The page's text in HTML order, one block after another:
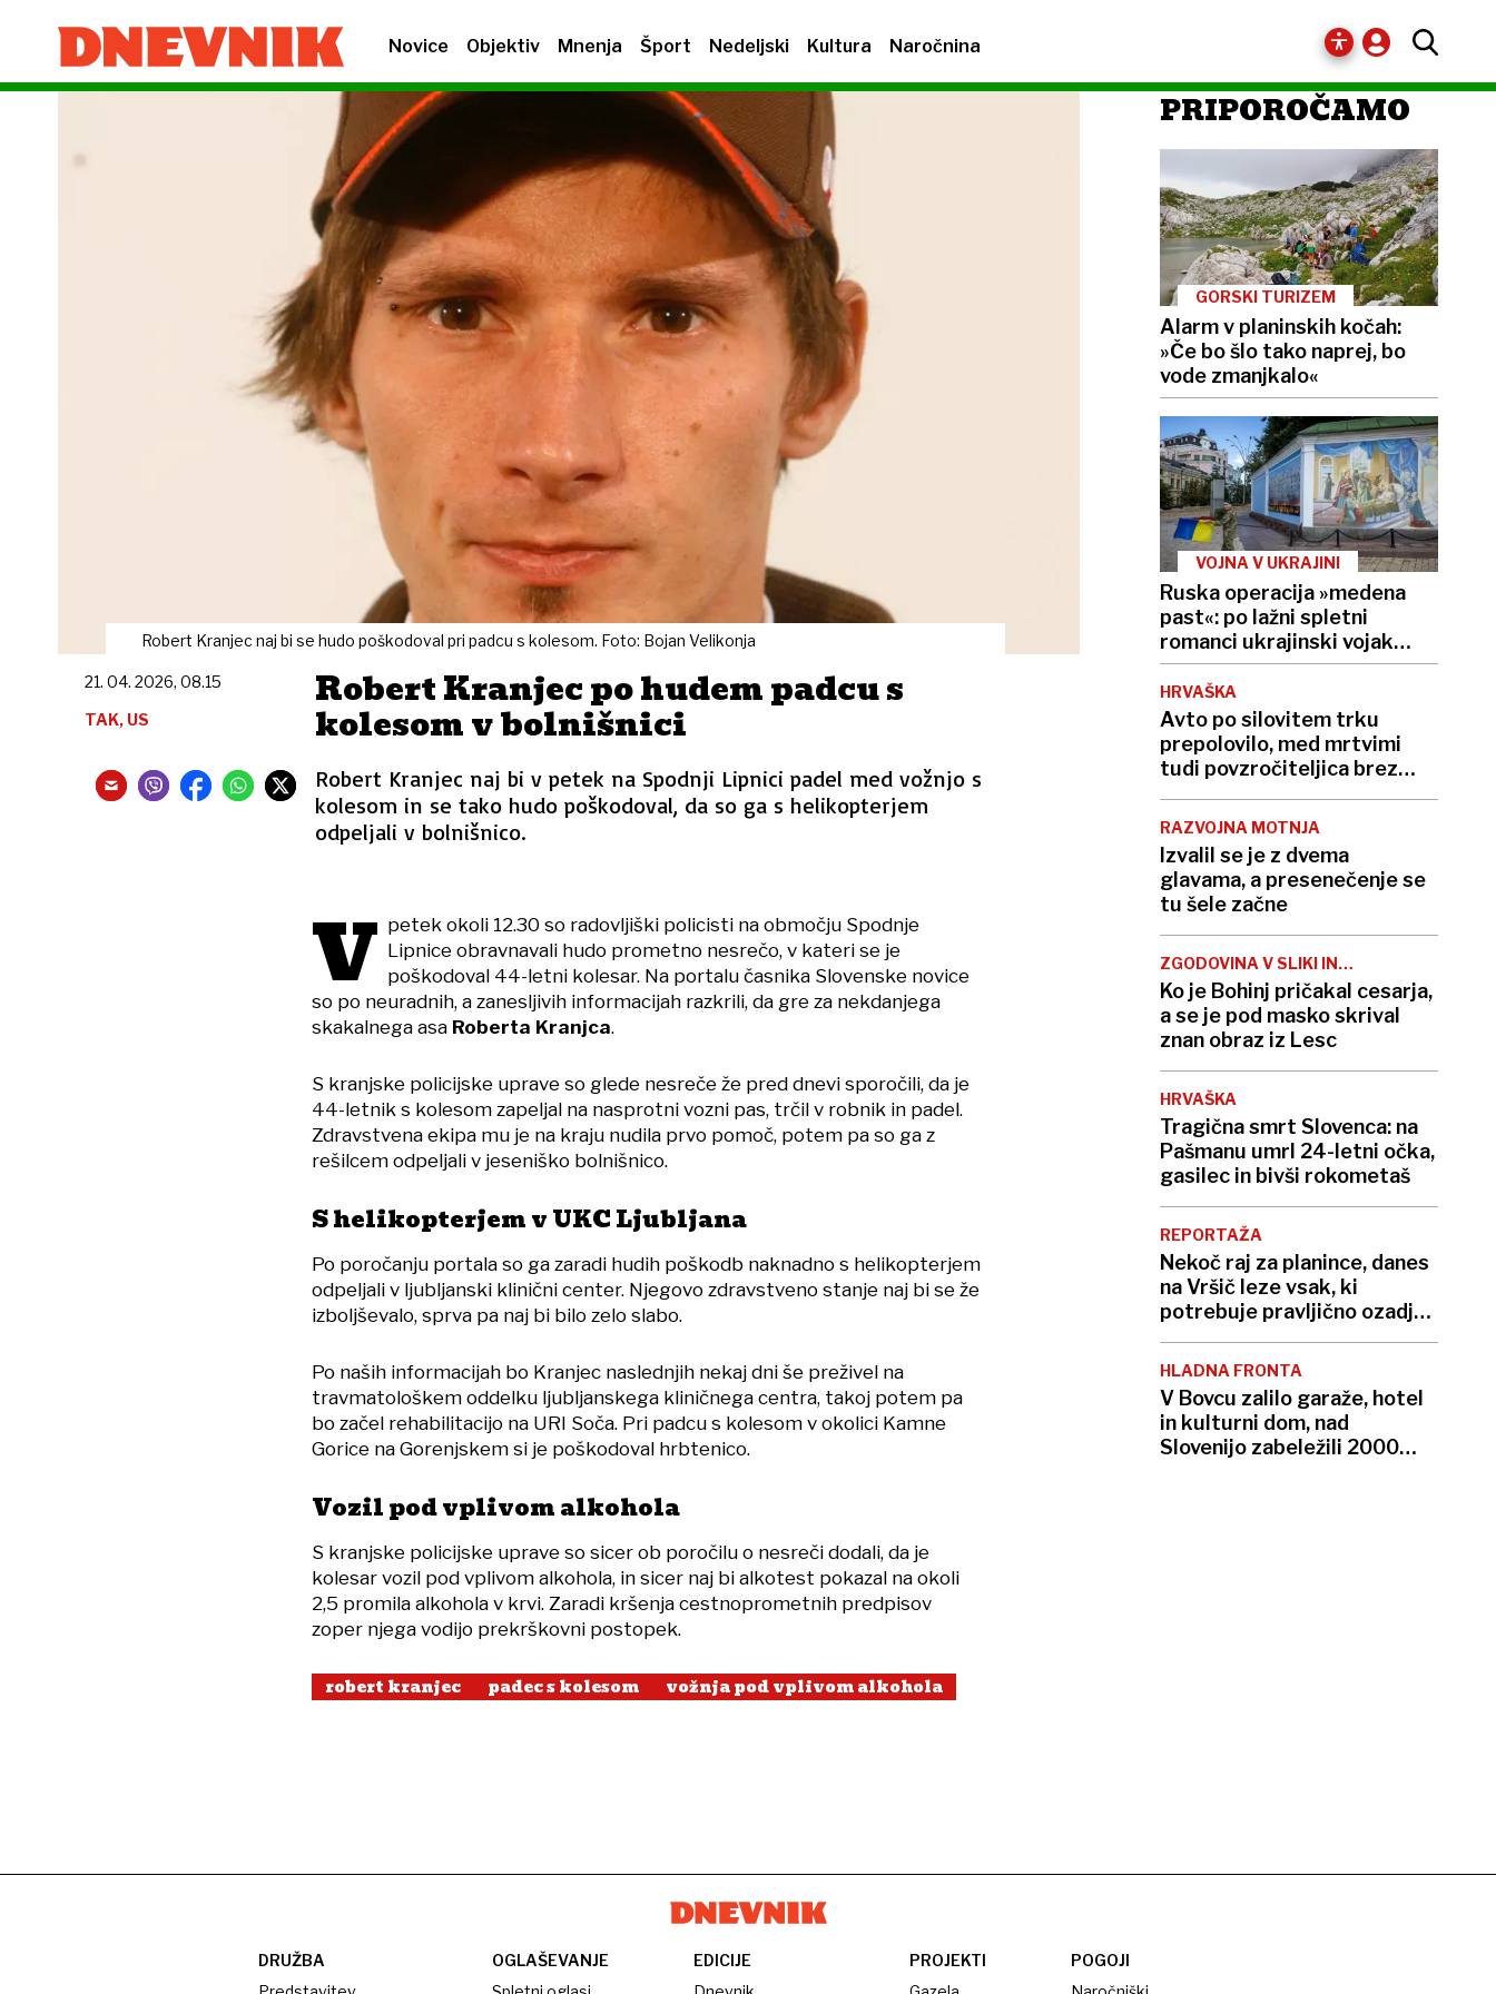
Novice Objektiv Mnenja Šport Nedeljski Kultura Naročnina
Robert Kranjec naj bi se hudo poškodoval pri padcu s kolesom. Foto: Bojan Velikonja
Robert Kranjec po hudem padcu s
kolesom v bolnišnici
Robert Kranjec naj bi v petek na Spodnji Lipnici padel med vožnjo s
kolesom in se tako hudo poškodoval, da so ga s helikopterjem
odpeljali v bolnišnico.
21. 04. 2026, 08.15
TAK, US
V petek okoli 12.30 so radovljiški policisti na območju Spodnje
Lipnice obravnavali hudo prometno nesrečo, v kateri se je
poškodoval 44-letni kolesar. Na portalu časnika Slovenske novice
so po neuradnih, a zanesljivih informacijah razkrili, da gre za nekdanjega
skakalnega asa Roberta Kranjca.
S kranjske policijske uprave so glede nesreče že pred dnevi sporočili, da je
44-letnik s kolesom zapeljal na nasprotni vozni pas, trčil v robnik in padel.
Zdravstvena ekipa mu je na kraju nudila prvo pomoč, potem pa so ga z
rešilcem odpeljali v jeseniško bolnišnico.
S helikopterjem v UKC Ljubljana
Po poročanju portala so ga zaradi hudih poškodb naknadno s helikopterjem
odpeljali v ljubljanski klinični center. Njegovo zdravstveno stanje naj bi se že
izboljševalo, sprva pa naj bi bilo zelo slabo.
Po naših informacijah bo Kranjec naslednjih nekaj dni še preživel na
travmatološkem oddelku ljubljanskega kliničnega centra, takoj potem pa
bo začel rehabilitacijo na URI Soča. Pri padcu s kolesom v okolici Kamne
Gorice na Gorenjskem si je poškodoval hrbtenico.
Vozil pod vplivom alkohola
S kranjske policijske uprave so sicer ob poročilu o nesreči dodali, da je
kolesar vozil pod vplivom alkohola, in sicer naj bi alkotest pokazal na okoli
2,5 promila alkohola v krvi. Zaradi kršenja cestnoprometnih predpisov
zoper njega vodijo prekrškovni postopek.
robert kranjec padec s kolesom vožnja pod vplivom alkohola
PRIPOROČAMO
GORSKI TURIZEM
Alarm v planinskih kočah:
»Če bo šlo tako naprej, bo
vode zmanjkalo«
VOJNA V UKRAJINI
Ruska operacija »medena
past«: po lažni spletni
romanci ukrajinski vojak
umrl zaradi zastrupitve
HRVAŠKA
Avto po silovitem trku
prepolovilo, med mrtvimi
tudi povzročiteljica brez
izpita
RAZVOJNA MOTNJA
Izvalil se je z dvema
glavama, a presenečenje se
tu šele začne
ZGODOVINA V SLIKI IN
BESEDI
Ko je Bohinj pričakal cesarja,
a se je pod masko skrival
znan obraz iz Lesc
HRVAŠKA
Tragična smrt Slovenca: na
Pašmanu umrl 24-letni očka,
gasilec in bivši rokometaš
REPORTAŽA
Nekoč raj za planince, danes
na Vršič leze vsak, ki
potrebuje pravljično ozadje
za selfi
HLADNA FRONTA
V Bovcu zalilo garaže, hotel
in kulturni dom, nad
Slovenijo zabeležili 2000
DRUŽBA
OGLAŠEVANJE
EDICIJE
PROJEKTI
POGOJI